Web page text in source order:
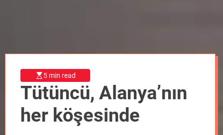
5 min read
Tütüncü, Alanya’nın
her köşesinde